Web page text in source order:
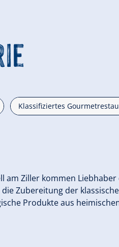
Klassifiziertes
am Ziller kommen Liebhaber
Zubereitung der
Produkte aus